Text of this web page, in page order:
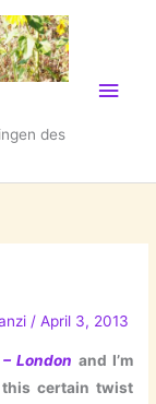
des
/April 3, 2013
London and I’m
this certain twist